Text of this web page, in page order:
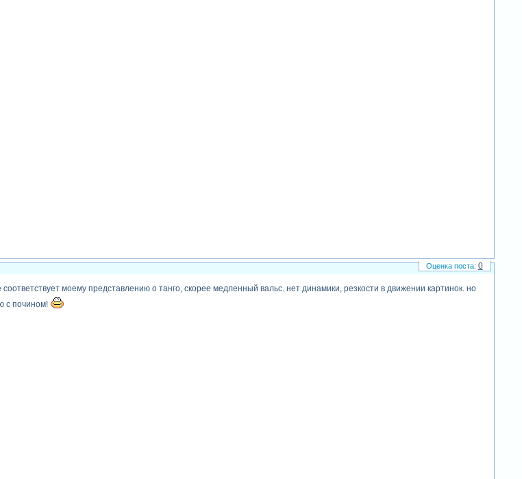
моему представлению о танго, скорее медленный вальс. нет динамики, резкости в движении картинок. но
с почином!
0